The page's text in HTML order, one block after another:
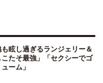
眩し過ぎるランジェリー＆
たそ最強」「セクシーでゴ
ーム」